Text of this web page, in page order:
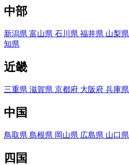
中部
新潟県 富山県 石川県 福井県 山梨県
知県
近畿
三重県 滋賀県 京都府 大阪府 兵庫県
中国
鳥取県 島根県 岡山県 広島県 山口県
四国